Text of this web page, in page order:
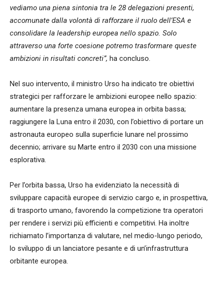
vediamo una piena sintonia tra le 28 delegazioni presenti,
accomunate dalla volontà di rafforzare il ruolo dell’ESA e
consolidare la leadership europea nello spazio. Solo
attraverso una forte coesione potremo trasformare queste
ambizioni in risultati concreti”, ha concluso.
Nel suo intervento, il ministro Urso ha indicato tre obiettivi
strategici per rafforzare le ambizioni europee nello spazio:
aumentare la presenza umana europea in orbita bassa;
raggiungere la Luna entro il 2030, con l’obiettivo di portare un
astronauta europeo sulla superficie lunare nel prossimo
decennio; arrivare su Marte entro il 2030 con una missione
esplorativa.
Per l’orbita bassa, Urso ha evidenziato la necessità di
sviluppare capacità europee di servizio cargo e, in prospettiva,
di trasporto umano, favorendo la competizione tra operatori
per rendere i servizi più efficienti e competitivi. Ha inoltre
richiamato l’importanza di valutare, nel medio-lungo periodo,
lo sviluppo di un lanciatore pesante e di un’infrastruttura
orbitante europea.